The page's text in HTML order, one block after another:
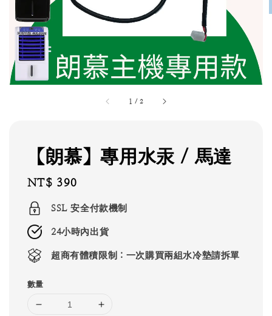
1 /2
【朗慕】專用水汞 / 馬達
Regular
price
NT$ 390
SSL 安全付款機制
24小時內出貨
超商有體積限制：一次購買兩組水冷墊請拆單
數量